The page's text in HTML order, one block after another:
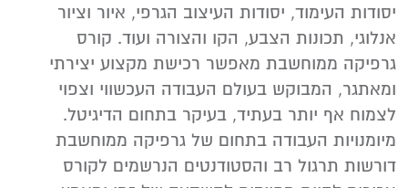
יסודות העימוד, יסודות העיצוב הגרפי, איור וציור
אנלוגי, תכונות הצבע, הקו והצורה ועוד. קורס
גרפיקה ממוחשבת מאפשר רכישת מקצוע יצירתי
ומאתגר, המבוקש בעולם העבודה העכשווי וצפוי
לצמוח אף יותר בעתיד, בעיקר בתחום הדיגיטל.
מיומנויות העבודה בתחום של גרפיקה ממוחשבת
דורשות תרגול רב והסטודנטים הנרשמים לקורס